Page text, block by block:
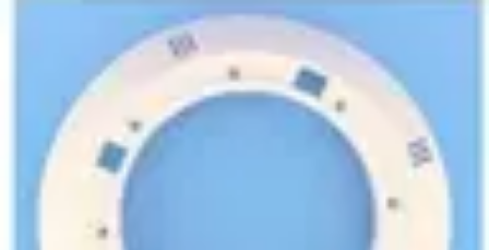
Pièces Détachées Tracteur
Pièces Détachées Anciennes
Entretien et
Guide d'AchatEntretien et Maintenance
Pièces Détachées Tracteur